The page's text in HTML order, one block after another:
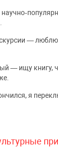
—
— ищу книгу,
я